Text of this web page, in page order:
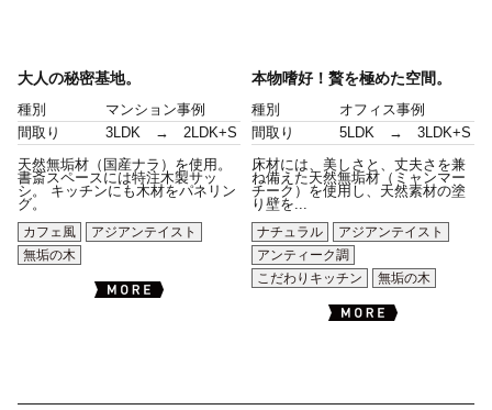
大人の秘密基地。
種別
マンション事例
間取り
3LDK → 2LDK+S
天然無垢材（国産ナラ）を使用。
書斎スペースには特注木製サッ
シ。 キッチンにも木材をパネリン
グ。
カフェ風
アジアンテイスト
無垢の木
本物嗜好！贅を極めた空間。
種別
オフィス事例
間取り
5LDK → 3LDK+S
床材には、美しさと、丈夫さを兼
ね備えた天然無垢材（ミャンマー
チーク）を使用し、天然素材の塗
り壁を...
ナチュラル
アジアンテイスト
アンティーク調
こだわりキッチン
無垢の木